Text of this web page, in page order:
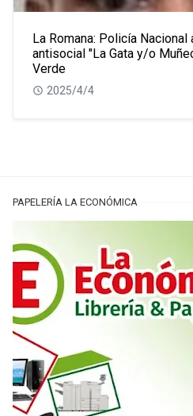
La Romana: Policía
antisocial "La Gata y/o
Verde
2025/4/4
PAPELERÍA LA ECONÓMICA